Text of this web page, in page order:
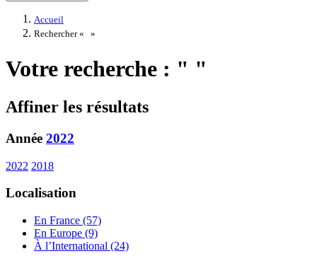
Accueil
Rechercher «
»
Votre recherche : " "
Affiner les résultats
Année 2022
2022 2018
Localisation
En France (57)
En Europe (9)
À l’International (24)